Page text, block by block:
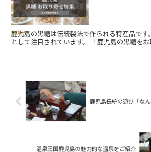
お菓子
鹿児島の黒糖は伝統製法で作られる特産品で
として注目されています。 「鹿児島の黒糖をお取り寄せできる？」
鹿児島伝統の遊び「なん
温泉王国鹿児島の魅力的な温泉をご紹介